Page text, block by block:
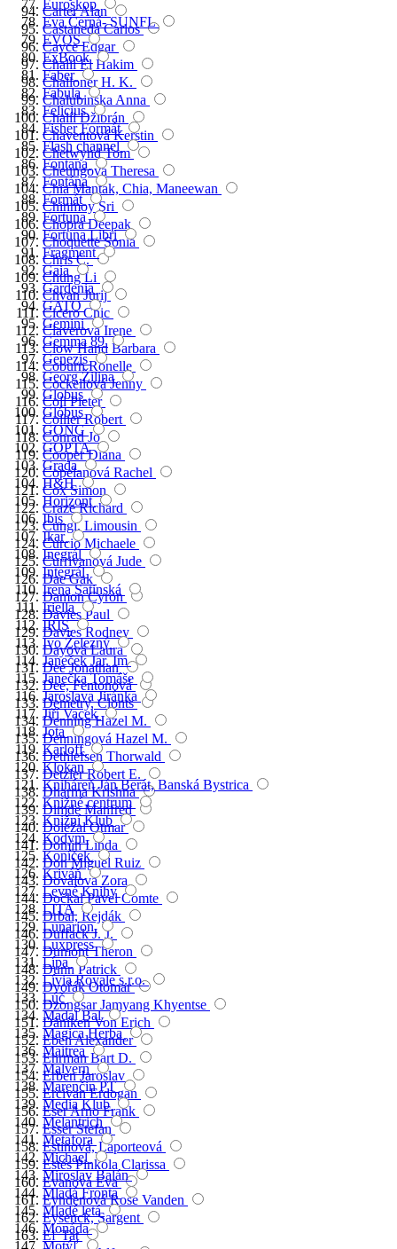
Carter Alan
Castaneda Carlos
Cayce Edgar
Chalil El Hakim
Challoner H. K.
Chalubinska Anna
Chalíl Džibrán
Chaventová Kerstin
Chetwynd Tom
Cheungová Theresa
Chia Mantak, Chia, Maneewan
Chinmoy Sri
Chopra Deepak
Choquette Sonia
Chris C.
Chung Li
Chvan Jurij
Cicero Chic
Claverová Irene
Clow Hand Barbara
Coburn Ronelle
Cockellová Jenny
Coll Pieter
Collier Robert
Conrad Jo
Cooper Diana
Copelanová Rachel
Cox Simon
Craze Richard
Cungi, Limousin
Curcio Michaele
Currivanová Jude
Dae Gak
Damon Cyron
Davies Paul
Davies Rodney
Dayová Laura
Dee Jonathan
Dee, Fentonová
Demetry, Clonts
Denning Hazel M.
Denningová Hazel M.
Dethlefsen Thorwald
Detzler Robert E.
Dharma Krishna
Dimde Manfred
Doležal Otmar
Domin Linda
Don Miguel Ruiz
Dovalová Zora
Dočkal Pavel Comte
Drbal, Rejdák
Duffack J. J.
Dumont Theron
Dunn Patrick
Dvořák Otomar
Dzongsar Jamyang Khyentse
Däniken Von Erich
Eben Alexander
Ehrman Bart D.
Erben Jaroslav
Ercivan Erdogan
Eser Arno Frank
Esser Stefan
Estinová, Laporteová
Estés Pinkola Clarissa
Evanová Eva
Eyndenová Rose Vanden
Eysenck, Sargent
Eľ Tat
Euroskop
Eva Černá- SUNFL
EVOS
ExBook
Faber
Fabula
Felicius
Fisher Formát
Flash channel
Fontana
Fontána
Formát
Fortuna
Fortuna Libri
Fragment
Gaia
Gardenia
GATO
Gemini
Gemma 89
Genezis
Georg Žilina
Globus
Glóbus
GONG
GOPTA
Grada
H&H
Horizont
Ibis
Ikar
Inegrál
Integrál
Irena Satinská
Iriella
IRIS
Ivo Železný
Janeček Jar. Im
Janečka Tomáše
Jaroslava Jiránka
Jiří Vacek
Jota
Karloff
Klokan
Kniháreň Ján Berát, Banská Bystrica
Knižné centrum
Knižní Klub
Kodym
Koníček
Kriváň
Levné Knihy
LITA
Lunarion
Luxpress
Lípa
Lívia Royale s.r.o.
Lúč
Madal Bal
Magica Herba
Maitrea
Malvern
Marenčin PT
Media Klub
Melantrich
Metafora
Michael
Miroslav Balán
Mladá Fronta
Mladé letá
Monáda
Motýľ